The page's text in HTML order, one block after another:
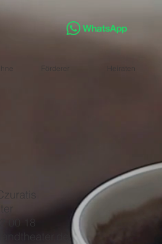
Förderer Heiraten
00 18